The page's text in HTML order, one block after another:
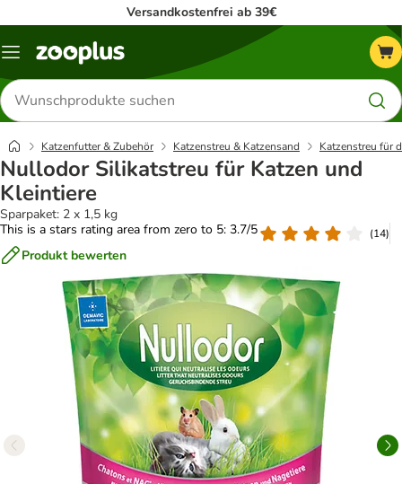
Versandkostenfrei ab 39€
Menü
Produkte
suchen
Katzenfutter & Zubehör Katzenstreu & Katzensand Katzenstreu für
Nullodor Silikatstreu für Katzen und
Kleintiere
Sparpaket: 2 x 1,5 kg
This is a stars rating area from zero to 5: 3.7/5
(14)
Produkt bewerten